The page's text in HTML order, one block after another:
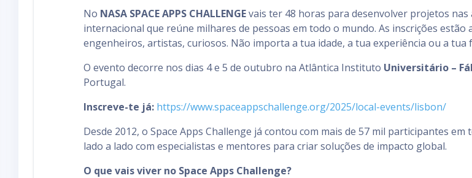
No NASA SPACE APPS CHALLENGEvais ter 48 horas para desenvolver projetos
internacional que reúne milhares de pessoas em todo o mundo. As inscrições
engenheiros, artistas, curiosos. Não importa a tua idade, a tua experiência ou a
O evento decorre nos dias 4 e 5 de outubro na Atlântica Instituto Universitário –
Portugal.
Inscreve-te já: https://www.spaceappschallenge.org/2025/local-events/lisbon/
Desde 2012, o Space Apps Challenge já contou com mais de 57 mil participantes
lado a lado com especialistas e mentores para criar soluções de impacto global.
O que vais viver no Space Apps Challenge?